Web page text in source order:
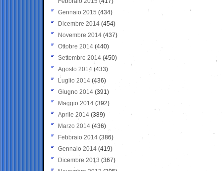
Gennaio 2015 (434)
Dicembre 2014 (454)
Novembre 2014 (437)
Ottobre 2014 (440)
Settembre 2014 (450)
Agosto 2014 (433)
Luglio 2014 (436)
Giugno 2014 (391)
Maggio 2014 (392)
Aprile 2014 (389)
Marzo 2014 (436)
Febbraio 2014 (386)
Gennaio 2014 (419)
Dicembre 2013 (367)